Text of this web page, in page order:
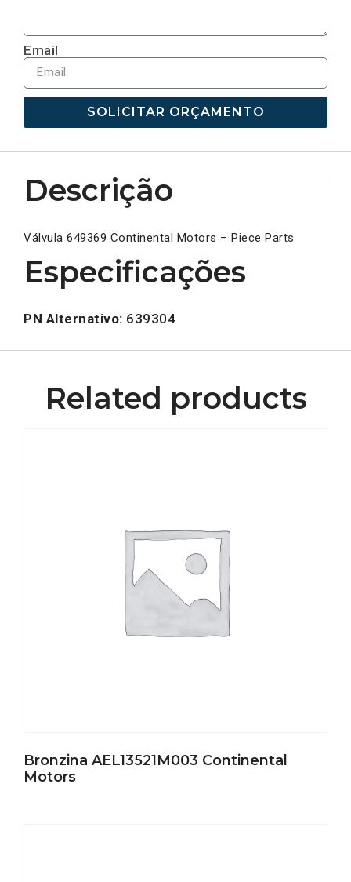
Email
SOLICITAR ORÇAMENTO
Descrição
Válvula 649369 Continental Motors – Piece Parts
Especificações
PN Alternativo: 639304
Related products
Bronzina AEL13521M003 Continental
Motors